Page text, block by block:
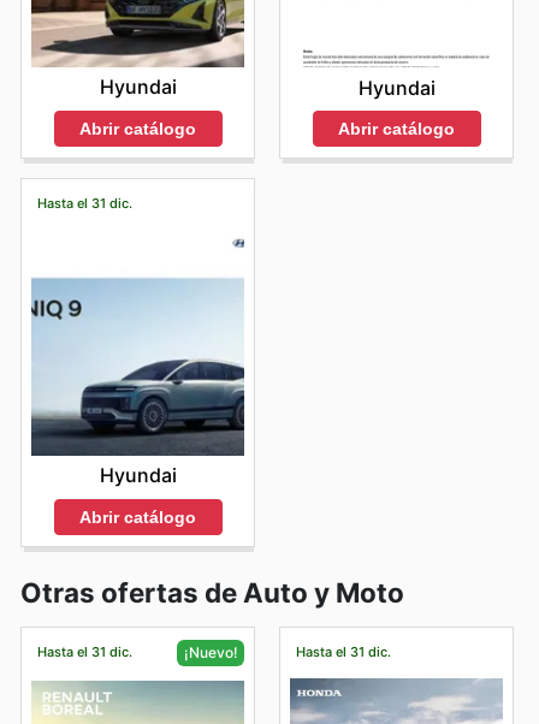
Hyundai
Abrir catálogo
Hyundai
Abrir catálogo
Hasta el 31 dic.
Hyundai
Abrir catálogo
Otras ofertas de Auto y Moto
Hasta el 31 dic. ¡Nuevo! Hasta el 31 dic.